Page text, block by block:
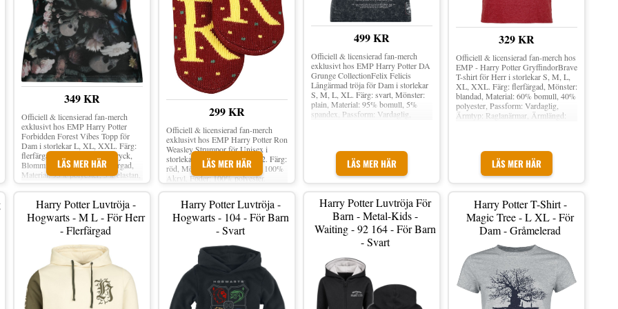
349 KR
LÄS MER HÄR
Officiell & licensierad fan-merch
exklusivt hos EMP Harry Potter
Forbidden Forest Vibes Topp för
Dam i storlekar L, XL, XXL. Färg:
flerfärgad, Mönster: Allovertryck,
Blommigt, Dödskallar, Flerfärgad,
Material: 95% polyester, 5% elastan,
299 KR
LÄS MER HÄR
Officiell & licensierad fan-merch
exklusivt hos EMP Harry Potter Ron
Weasley Strumpor för Unisex i
storlekar EU 35-38, EU 39-42. Färg:
röd, Mönster: plain, Material: 100%
Akryl, Foder: 100% polyester.
499 KR
LÄS MER HÄR
Officiell & licensierad fan-merch
exklusivt hos EMP Harry Potter DA
Grunge CollectionFelix Felicis
Långärmad tröja för Dam i storlekar
S, M, L, XL. Färg: svart, Mönster:
plain, Material: 95% bomull, 5%
spandex, Passform: Vardaglig,
329 KR
LÄS MER HÄR
Officiell & licensierad fan-merch hos
EMP - Harry Potter GryffindorBrave
T-shirt för Herr i storlekar S, M, L,
XL, XXL. Färg: flerfärgad, Mönster:
blandad, Material: 60% bomull, 40%
polyester, Passform: Vardaglig,
Ärmtyp: Raglanärmar, Ärmlängd:
Harry Potter Luvtröja -
Hogwarts - M L - För Herr
- Flerfärgad
Harry Potter Luvtröja -
Hogwarts - 104 - För Barn
- Svart
Harry Potter Luvtröja För
Barn - Metal-Kids -
Waiting - 92 164 - För Barn
- Svart
Harry Potter T-Shirt -
Magic Tree - L XL - För
Dam - Gråmelerad